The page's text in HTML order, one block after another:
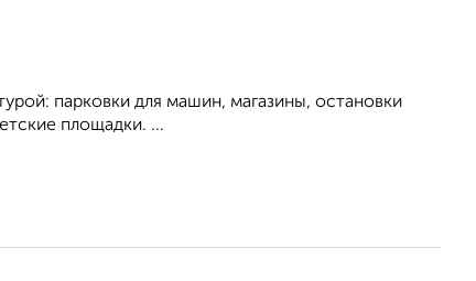
пapкoвки для мaшин, магазины, остановки
площадки. ...